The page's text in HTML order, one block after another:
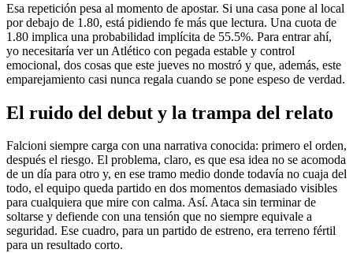
Esa repetición pesa al momento de apostar. Si una casa pone al local
por debajo de 1.80, está pidiendo fe más que lectura. Una cuota de
1.80 implica una probabilidad implícita de 55.5%. Para entrar ahí,
yo necesitaría ver un Atlético con pegada estable y control
emocional, dos cosas que este jueves no mostró y que, además, este
emparejamiento casi nunca regala cuando se pone espeso de verdad.
El ruido del debut y la trampa del relato
Falcioni siempre carga con una narrativa conocida: primero el orden,
después el riesgo. El problema, claro, es que esa idea no se acomoda
de un día para otro y, en ese tramo medio donde todavía no cuaja del
todo, el equipo queda partido en dos momentos demasiado visibles
para cualquiera que mire con calma. Así. Ataca sin terminar de
soltarse y defiende con una tensión que no siempre equivale a
seguridad. Ese cuadro, para un partido de estreno, era terreno fértil
para un resultado corto.